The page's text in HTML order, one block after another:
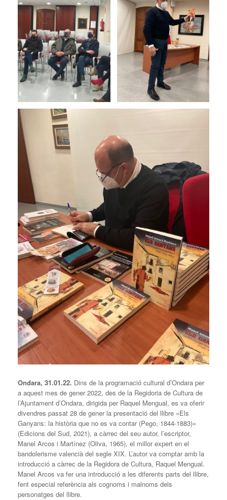
Ondara, 31.01.22. Dins de la programació cultural d’Ondara per
a aquest mes de gener 2022, des de la Regidoria de Cultura de
l’Ajuntament d’Ondara, dirigida per Raquel Mengual, es va oferir
divendres passat 28 de gener la presentació del llibre «Els
Ganyans: la història que no es va contar (Pego, 1844-1883)»
(Edicions del Sud, 2021), a càrrec del seu autor, l’escriptor,
Manel Arcos i Martínez (Oliva, 1965), el millor expert en el
bandolerisme valencià del segle XIX. L’autor va comptar amb la
introducció a càrrec de la Regidora de Cultura, Raquel Mengual.
Manel Arcos va fer una introducció a les diferents parts del llibre,
fent especial referència als cognoms i malnoms dels
personatges del llibre.